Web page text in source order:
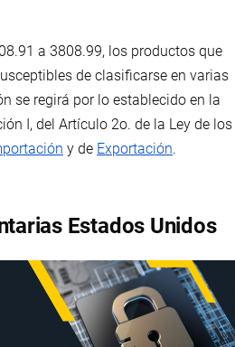
a 3808.99, los productos que
de clasificarse en varias
se regirá por lo establecido en la
I, del Artículo 2o. de la Ley de los
y de Exportación.
Estados Unidos